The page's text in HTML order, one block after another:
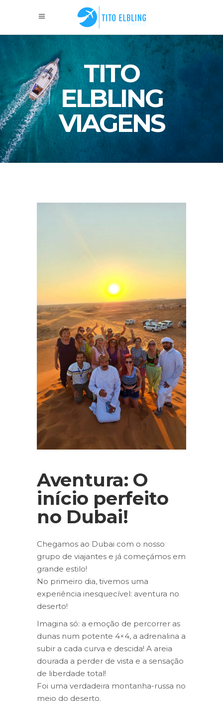
TITO
ELBLING
VIAGENS
Aventura: O
início perfeito
no Dubai!
Chegamos ao Dubai com o nosso
grupo de viajantes e já começámos em
grande estilo!
No primeiro dia, tivemos uma
experiência inesquecível: aventura no
deserto!
Imagina só: a emoção de percorrer as
dunas num potente 4×4, a adrenalina a
subir a cada curva e descida! A areia
dourada a perder de vista e a sensação
de liberdade total!
Foi uma verdadeira montanha-russa no
meio do deserto.